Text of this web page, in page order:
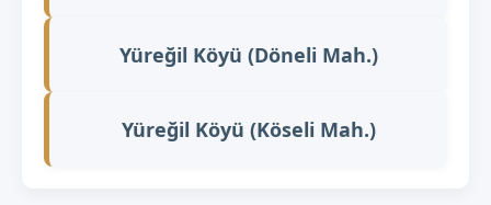
Yüreğil Köyü (Döneli Mah.)
Yüreğil Köyü (Köseli Mah.)